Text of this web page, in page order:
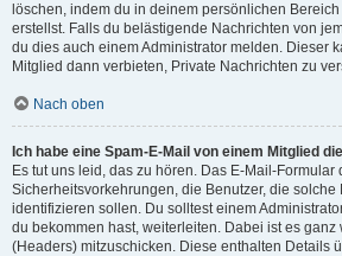
löschen, indem du in deinem persönlichen
erstellst. Falls du belästigende Nachrichten von
du dies auch einem Administrator melden. Dieser
Mitglied dann verbieten, Private Nachrichten zu
Nach oben
Ich habe eine Spam-E-Mail von einem Mitglied
Es tut uns leid, das zu hören. Das E-Mail-Formular
Sicherheitsvorkehrungen, die Benutzer, die solche
identifizieren sollen. Du solltest einem
du bekommen hast, weiterleiten. Dabei ist es ganz
(Headers) mitzuschicken. Diese enthalten Details